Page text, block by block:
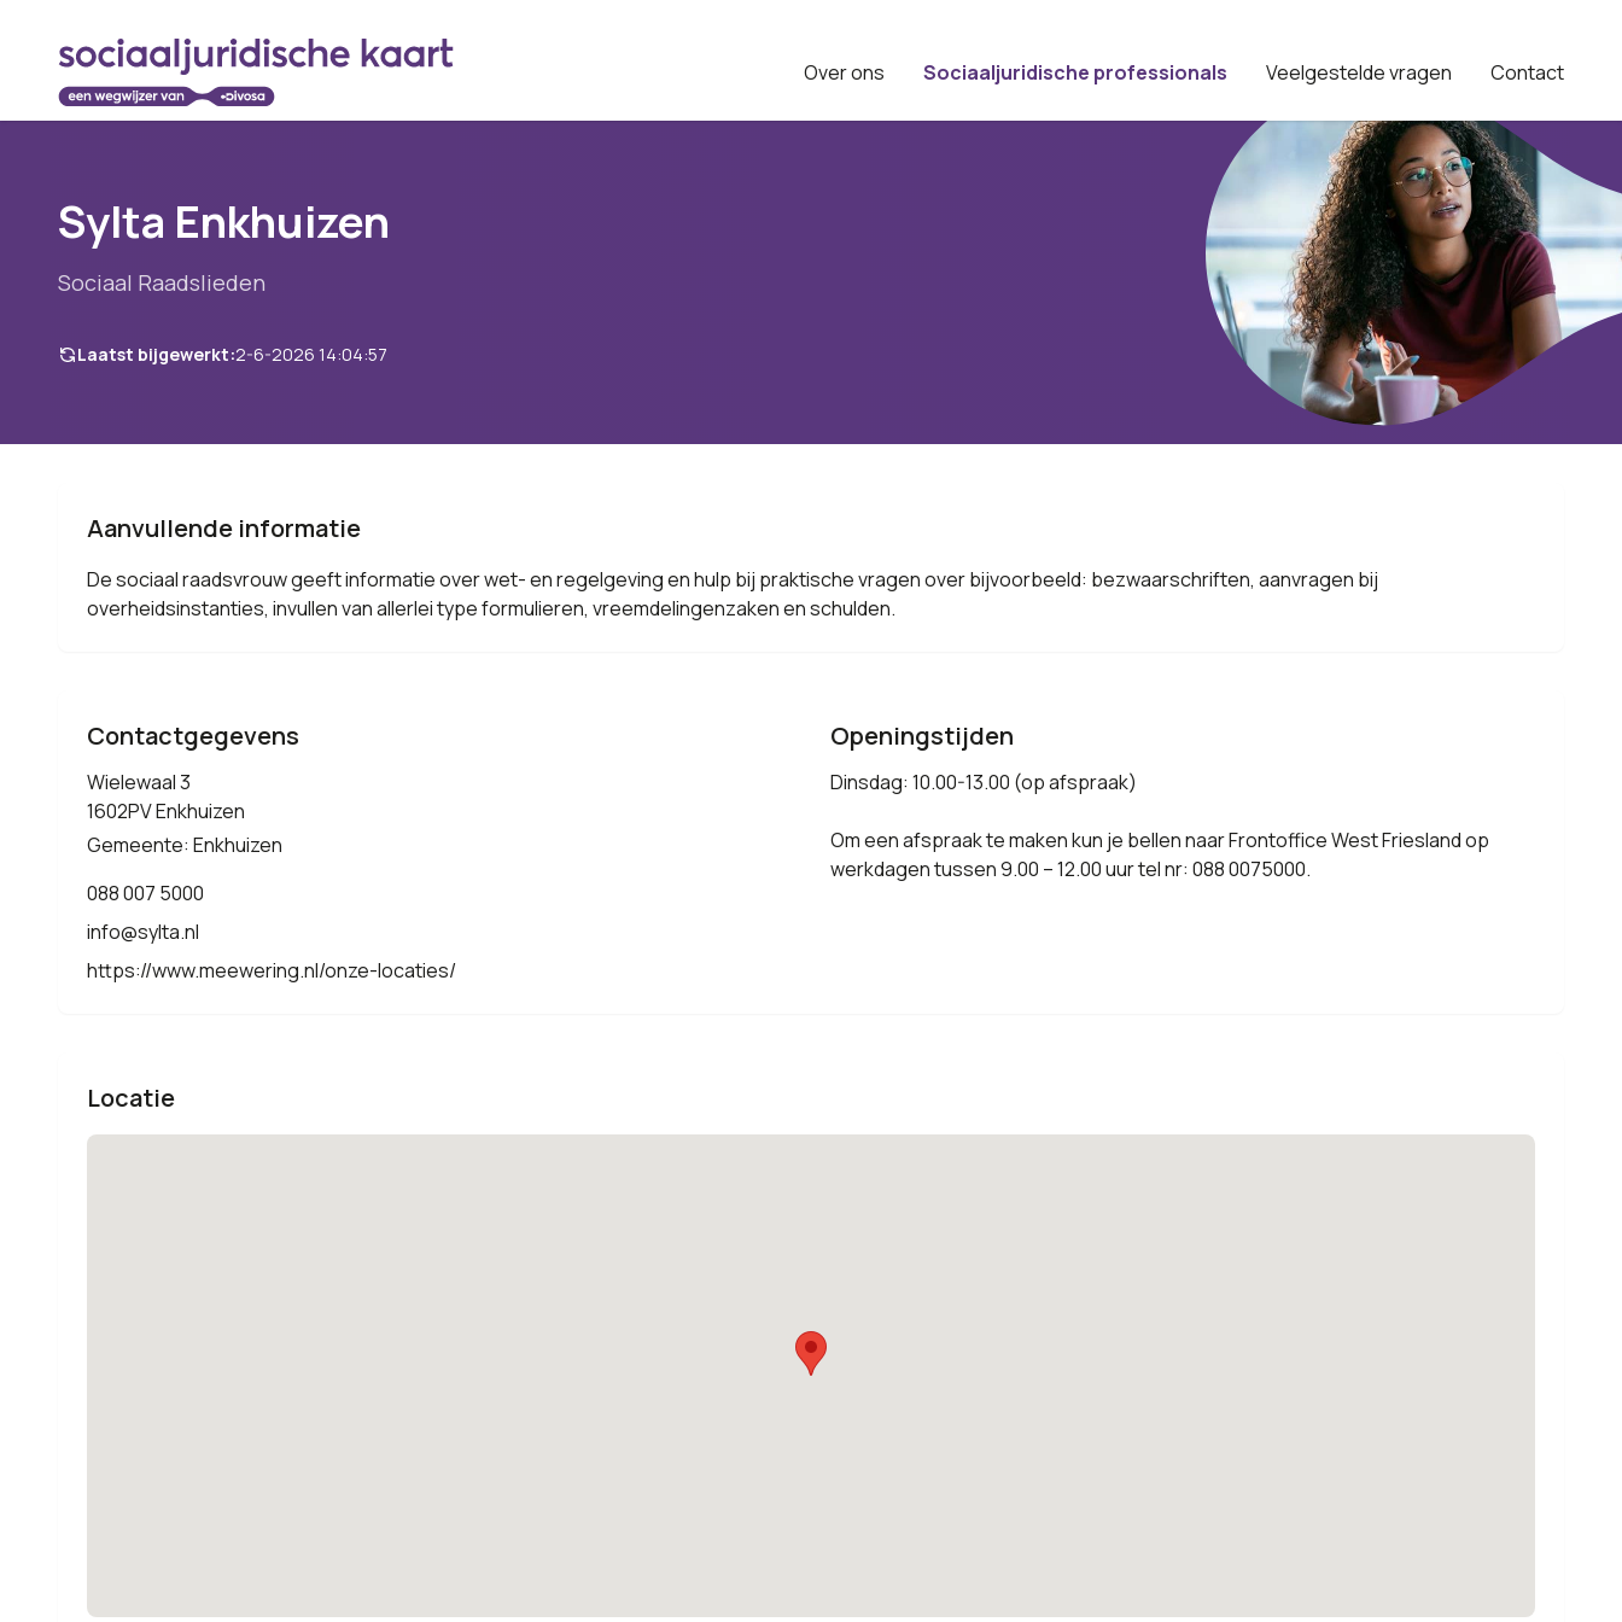
Over ons Sociaaljuridische professionals Veelgestelde vragen Contact
Sylta Enkhuizen
Sociaal Raadslieden
Laatst bijgewerkt:2-6-2026 14:04:57
Aanvullende informatie
De sociaal raadsvrouw geeft informatie over wet- en regelgeving en hulp bij praktische vragen over bijvoorbeeld: bezwaarschriften, aanvragen bij
overheidsinstanties, invullen van allerlei type formulieren, vreemdelingenzaken en schulden.
Contactgegevens
Wielewaal 3
1602PV Enkhuizen
Gemeente: Enkhuizen
088 007 5000
info@sylta.nl
https://www.meewering.nl/onze-locaties/
Openingstijden
Dinsdag: 10.00-13.00 (op afspraak)
Om een afspraak te maken kun je bellen naar Frontoffice West Friesland op
werkdagen tussen 9.00 – 12.00 uur tel nr: 088 0075000.
Locatie